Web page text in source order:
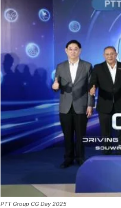
PTT Group CG Day 2025